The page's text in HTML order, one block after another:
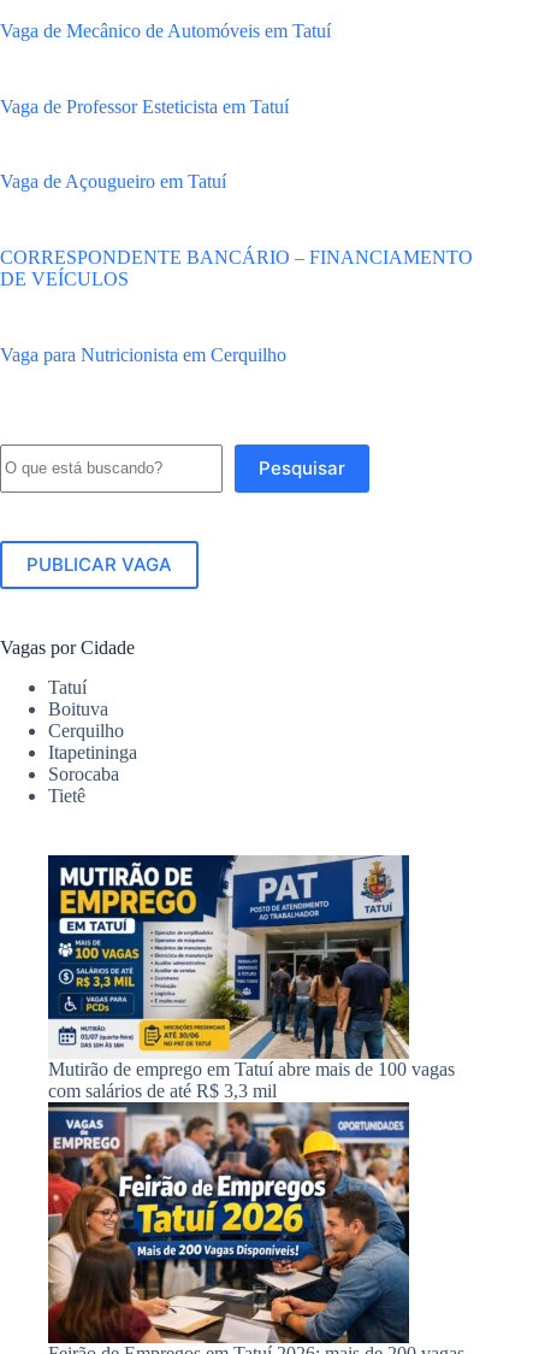
Vaga de Mecânico de Automóveis em Tatuí
Vaga de Professor Esteticista em Tatuí
Vaga de Açougueiro em Tatuí
CORRESPONDENTE BANCÁRIO – FINANCIAMENTO
DE VEÍCULOS
Vaga para Nutricionista em Cerquilho
Pesquisar
PUBLICAR VAGA
Vagas por Cidade
Tatuí
Boituva
Cerquilho
Itapetininga
Sorocaba
Tietê
Mutirão de emprego em Tatuí abre mais de 100 vagas
com salários de até R$ 3,3 mil